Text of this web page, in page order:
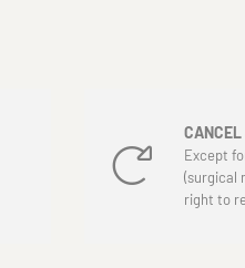
Except
(surgical
right to